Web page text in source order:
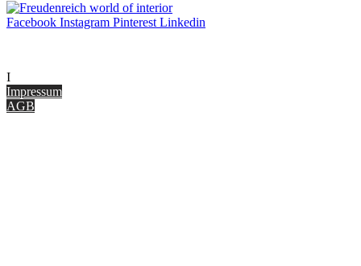
Facebook Instagram Pinterest Linkedin
I
Impressum
AGB